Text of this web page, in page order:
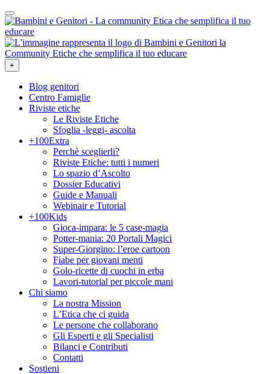
+
Blog genitori
Centro Famiglie
Riviste etiche
Le Riviste Etiche
Sfoglia -leggi- ascolta
+100Extra
Perchè sceglierli?
Riviste Etiche: tutti i numeri
Lo spazio d’Ascolto
Dossier Educativi
Guide e Manuali
Webinair e Tutorial
+100Kids
Gioca-impara: le 5 case-magia
Potter-mania: 20 Portali Magici
Super-Giorgino: l’eroe cartoon
Fiabe per giovani menti
Golo-ricette di cuochi in erba
Lavori-tutorial per piccole mani
Chi siamo
La nostra Mission
L’Etica che ci guida
Le persone che collaborano
Gli Esperti e gli Specialisti
Bilanci e Contributi
Contatti
Sostieni